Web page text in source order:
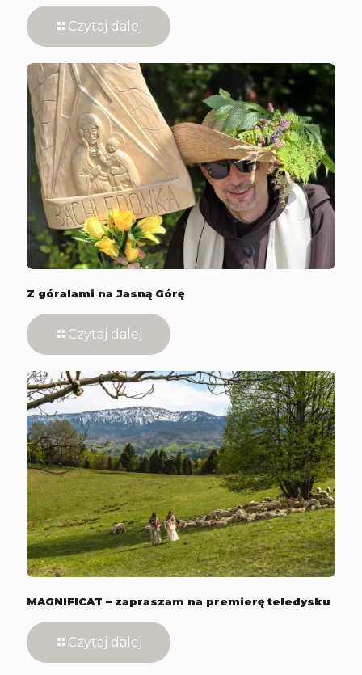
Czytaj dalej
Z góralami na Jasną Górę
Czytaj dalej
MAGNIFICAT – zapraszam na premierę teledysku
Czytaj dalej